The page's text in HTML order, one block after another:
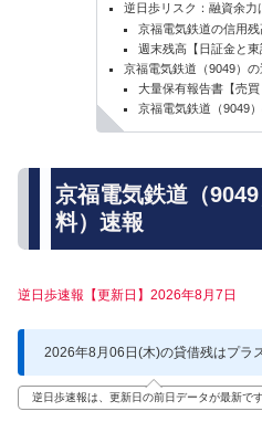
逆日歩リスク：融資余力
京福電気鉄道の信用
週末残高【日証金と
京福電気鉄道（9049）
大量保有報告書【売買
京福電気鉄道（9049
京福電気鉄道（
料）速報
逆日歩速報【更新日】2026年8月7日
2026年8月06日(木)の貸借残はプラス
逆日歩速報は、更新日の前日データが最新です